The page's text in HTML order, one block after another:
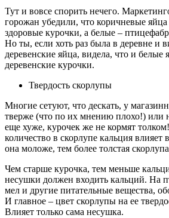
Тут и вовсе спорить нечего.
горожан убедили, что коричневые яйца
здоровые курочки, а белые –
Но ты, если хоть раз была в деревне и
деревенские яйца, видела, что и белые
деревенские курочки.
Твердость скорлупы
Многие сетуют, что дескать, у
тверже (что по их мнению плохо!) или
еще хуже, курочек же не кормят
количество в скорлупе кальция влияет
она моложе, тем более толстая
Чем старше курочка, тем меньше
несушки должен входить кальций. На
мел и другие питательные вещества,
И главное – цвет скорлупы на ее
Влияет только сама несушка.